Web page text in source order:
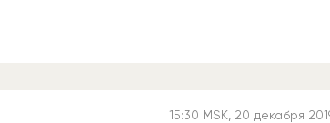
15:30 MSK , 20 декабря